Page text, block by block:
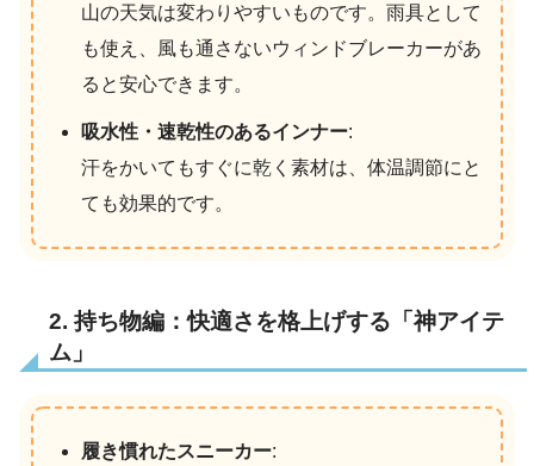
山の天気は変わりやすいものです。雨具として
も使え、風も通さないウィンドブレーカーがあ
ると安心できます。
吸水性・速乾性のあるインナー:
汗をかいてもすぐに乾く素材は、体温調節にと
ても効果的です。
2. 持ち物編：快適さを格上げする「神アイテ
ム」
履き慣れたスニーカー: